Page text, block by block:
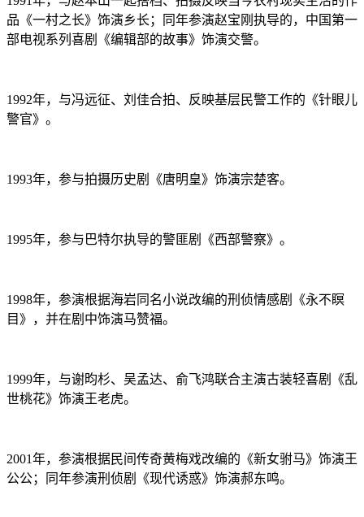
品《一村之长》饰演乡长；同年参演赵宝刚执导的，中国第一
部电视系列喜剧《编辑部的故事》饰演交警。
1992年，与冯远征、刘佳合拍、反映基层民警工作的《针眼儿
警官》。
1993年，参与拍摄历史剧《唐明皇》饰演宗楚客。
1995年，参与巴特尔执导的警匪剧《西部警察》。
1998年，参演根据海岩同名小说改编的刑侦情感剧《永不瞑
目》，并在剧中饰演马赞福。
1999年，与谢昀杉、吴孟达、俞飞鸿联合主演古装轻喜剧《乱
世桃花》饰演王老虎。
2001年，参演根据民间传奇黄梅戏改编的《新女驸马》饰演王
公公；同年参演刑侦剧《现代诱惑》饰演郝东鸣。